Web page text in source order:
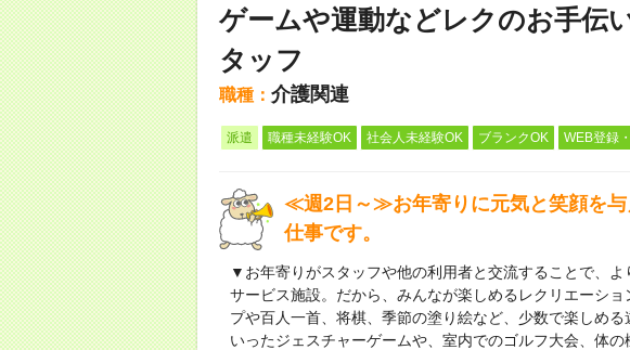
ゲームや運動などレクのお手伝
タッフ
職種： 介護関連
派遣 職種未経験OK 社会人未経験OK ブランクOK WEB登録
≪週2日～≫お年寄りに元気と笑顔を与
仕事です。
▼お年寄りがスタッフや他の利用者と交流することで、
サービス施設。だから、みんなが楽しめるレクリエーシ
プや百人一首、将棋、季節の塗り絵など、少数で楽しめ
いったジェスチャーゲームや、室内でのゴルフ大会、体の